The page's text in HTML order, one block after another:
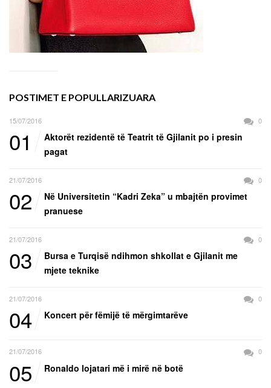
POSTIMET E POPULLARIZUARA
15/07/2016 0
01
Aktorët rezidentë të Teatrit të Gjilanit po i presin
pagat
21/07/2016 0
02
Në Universitetin “Kadri Zeka” u mbajtën provimet
pranuese
21/07/2016 0
03
Bursa e Turqisë ndihmon shkollat e Gjilanit me
mjete teknike
21/07/2016 0
04 Koncert për fëmijë të mërgimtarëve
21/07/2016 0
05 Ronaldo lojatari më i mirë në botë